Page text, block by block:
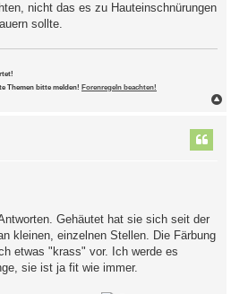
nicht das es zu Hauteinschnürungen
sollte.
Themen bitte melden! Forenregeln beachten!
Gehäutet hat sie sich seit der
kleinen, einzelnen Stellen. Die Färbung
etwas "krass" vor. Ich werde es
sie ist ja fit wie immer.